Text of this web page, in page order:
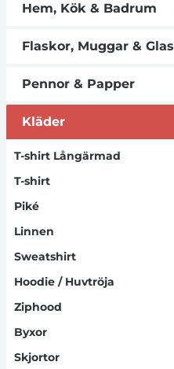
Hem, Kök & Badrum
Flaskor, Muggar & Glas
Pennor & Papper
Kläder
T-shirt Långärmad
T-shirt
Piké
Linnen
Sweatshirt
Hoodie / Huvtröja
Ziphood
Byxor
Skjortor